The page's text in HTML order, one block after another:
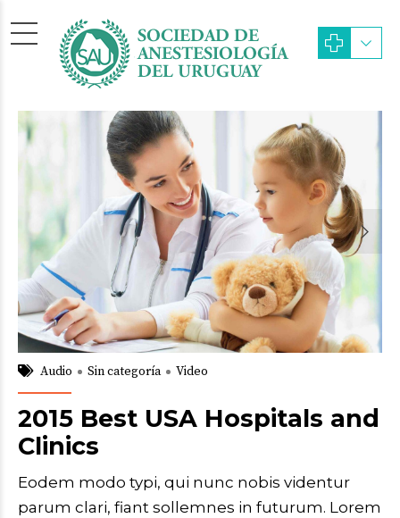
admin
18/Oct/2015
Audio Sin categoría Video
2015 Best USA Hospitals and
Clinics
Eodem modo typi, qui nunc nobis videntur
parum clari, fiant sollemnes in futurum. Lorem